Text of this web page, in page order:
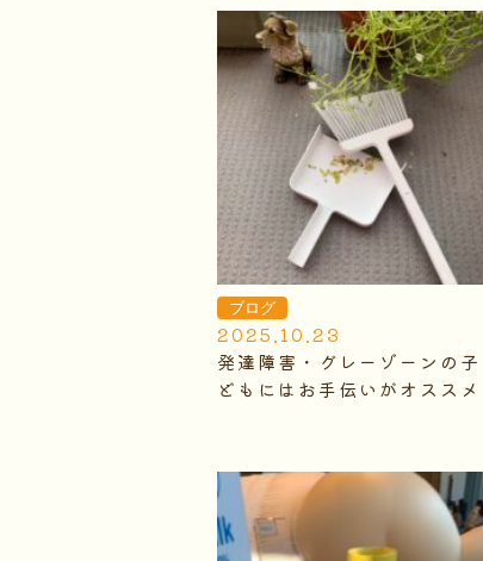
ブログ
2025.10.23
発達障害・グレーゾーンの子
どもにはお手伝いがオススメ